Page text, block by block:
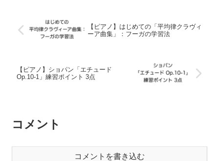
【ピアノ】はじめての「平均律クラヴィ
ーア曲集」：フーガの学習法
【ピアノ】ショパン「エチュード
Op.10-1」練習ポイント 3点
コメント
コメントを書き込む